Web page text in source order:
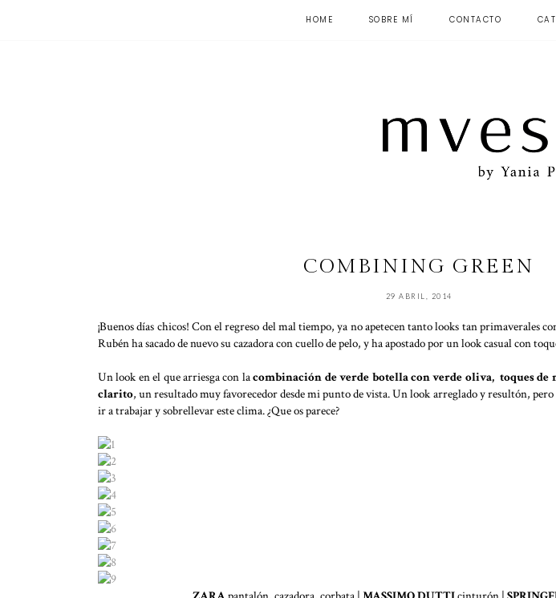
HOME SOBRE MÍ CONTACTO
COMBINING GREEN
29 ABRIL, 2014
¡Buenos días chicos! Con el regreso del mal tiempo, ya no apetecen tanto looks tan primaverales
Rubén ha sacado de nuevo su cazadora con cuello de pelo, y ha apostado por un look casual con
Un look en el que arriesga con lacombinación de verde botella con verde oliva, toques de
clarito, un resultado muy favorecedor desde mi punto de vista. Un look arreglado y resultón,
ir a trabajar y sobrellevar este clima. ¿Que os parece?